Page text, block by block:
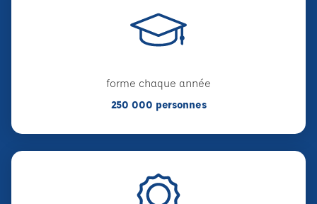
forme chaque année
250 000 personnes